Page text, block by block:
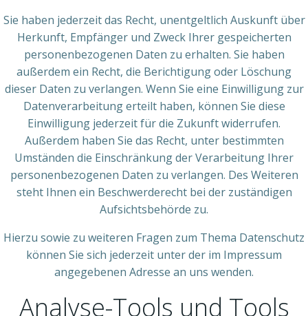
Sie haben jederzeit das Recht, unentgeltlich Auskunft über
Herkunft, Empfänger und Zweck Ihrer gespeicherten
personenbezogenen Daten zu erhalten. Sie haben
außerdem ein Recht, die Berichtigung oder Löschung
dieser Daten zu verlangen. Wenn Sie eine Einwilligung zur
Datenverarbeitung erteilt haben, können Sie diese
Einwilligung jederzeit für die Zukunft widerrufen.
Außerdem haben Sie das Recht, unter bestimmten
Umständen die Einschränkung der Verarbeitung Ihrer
personenbezogenen Daten zu verlangen. Des Weiteren
steht Ihnen ein Beschwerderecht bei der zuständigen
Aufsichtsbehörde zu.
Hierzu sowie zu weiteren Fragen zum Thema Datenschutz
können Sie sich jederzeit unter der im Impressum
angegebenen Adresse an uns wenden.
Analyse-Tools und Tools